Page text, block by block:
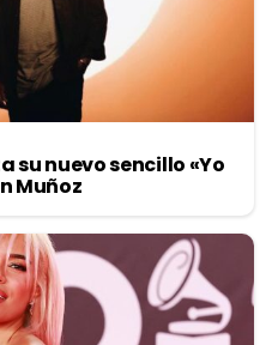
su nuevo sencillo «Yo
Muñoz